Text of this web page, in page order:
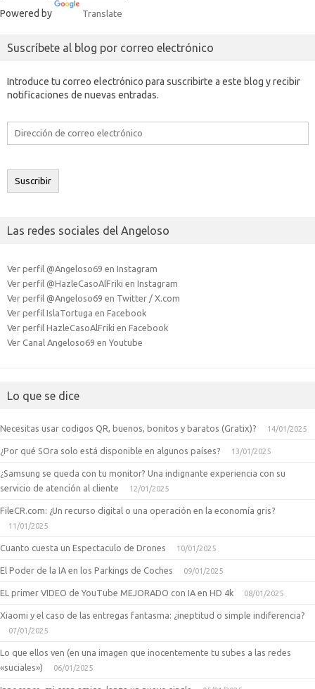
Powered by Translate
Suscríbete al blog por correo electrónico
Introduce tu correo electrónico para suscribirte a este blog y recibir
notificaciones de nuevas entradas.
Dirección
electrónico
Suscribir
Las redes sociales del Angeloso
Ver perfil @Angeloso69 en Instagram
Ver perfil @HazleCasoAlFriki en Instagram
Ver perfil @Angeloso69 en Twitter / X.com
Ver perfil IslaTortuga en Facebook
Ver perfil HazleCasoAlFriki en Facebook
Ver Canal Angeloso69 en Youtube
Lo que se dice
Necesitas usar codigos QR, buenos, bonitos y baratos (Gratix)? 14/01/2025
¿Por qué SOra solo está disponible en algunos países? 13/01/2025
¿Samsung se queda con tu monitor? Una indignante experiencia con su
servicio de atención al cliente
12/01/2025
FileCR.com: ¿Un recurso digital o una operación en la economía gris?
11/01/2025
Cuanto cuesta un Espectaculo de Drones 10/01/2025
El Poder de la IA en los Parkings de Coches 09/01/2025
EL primer VIDEO de YouTube MEJORADO con IA en HD 4k 08/01/2025
Xiaomi y el caso de las entregas fantasma: ¿ineptitud o simple indiferencia?
07/01/2025
Lo que ellos ven (en una imagen que inocentemente tu subes a las redes
«suciales»)
06/01/2025